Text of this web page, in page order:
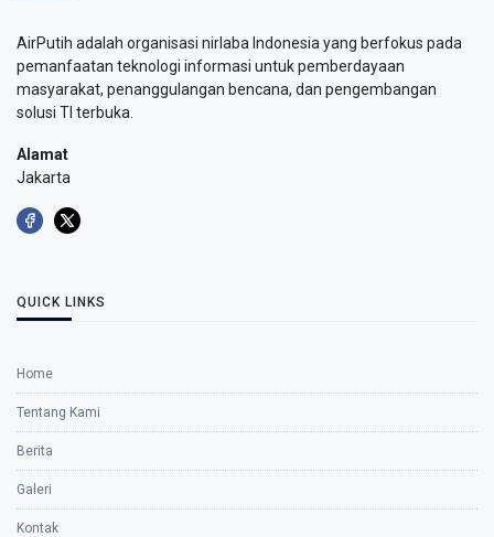
AirPutih adalah organisasi nirlaba Indonesia yang berfokus pada
pemanfaatan teknologi informasi untuk pemberdayaan
masyarakat, penanggulangan bencana, dan pengembangan
solusi TI terbuka.
Alamat
Jakarta
QUICK LINKS
Home
Tentang Kami
Berita
Galeri
Kontak